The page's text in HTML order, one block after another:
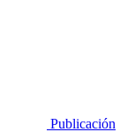
Publicación